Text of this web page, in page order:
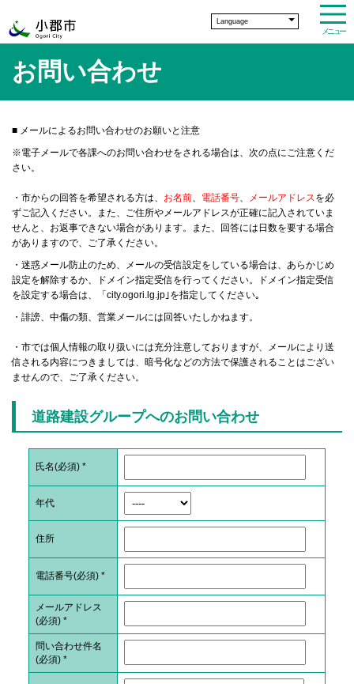
Language
メニュー
お問い合わせ
■ メールによるお問い合わせのお願いと注意
※電子メールで各課へのお問い合わせをされる場合は、次の点にご注意くだ
さい。
・市からの回答を希望される方は、 お名前、 電話番号、 メールアドレスを必
ずご記入ください。また、ご住所やメールアドレスが正確に記入されていま
せんと、お返事できない場合があります。また、回答には日数を要する場合
がありますので、ご了承ください。
・迷惑メール防止のため、メールの受信設定をしている場合は、あらかじめ
設定を解除するか、ドメイン指定受信を行ってください。ドメイン指定受信
を設定する場合は、「city.ogori.lg.jp｣を指定してください｡
・誹謗、中傷の類、営業メールには回答いたしかねます。
・市では個人情報の取り扱いには充分注意しておりますが、メールにより送
信される内容につきましては、暗号化などの方法で保護されることはござい
ませんので、ご了承ください。
道路建設グループへのお問い合わせ
氏名(必須) *
年代
住所
電話番号(必須) *
メールアドレス
(必須) *
問い合わせ件名
(必須) *